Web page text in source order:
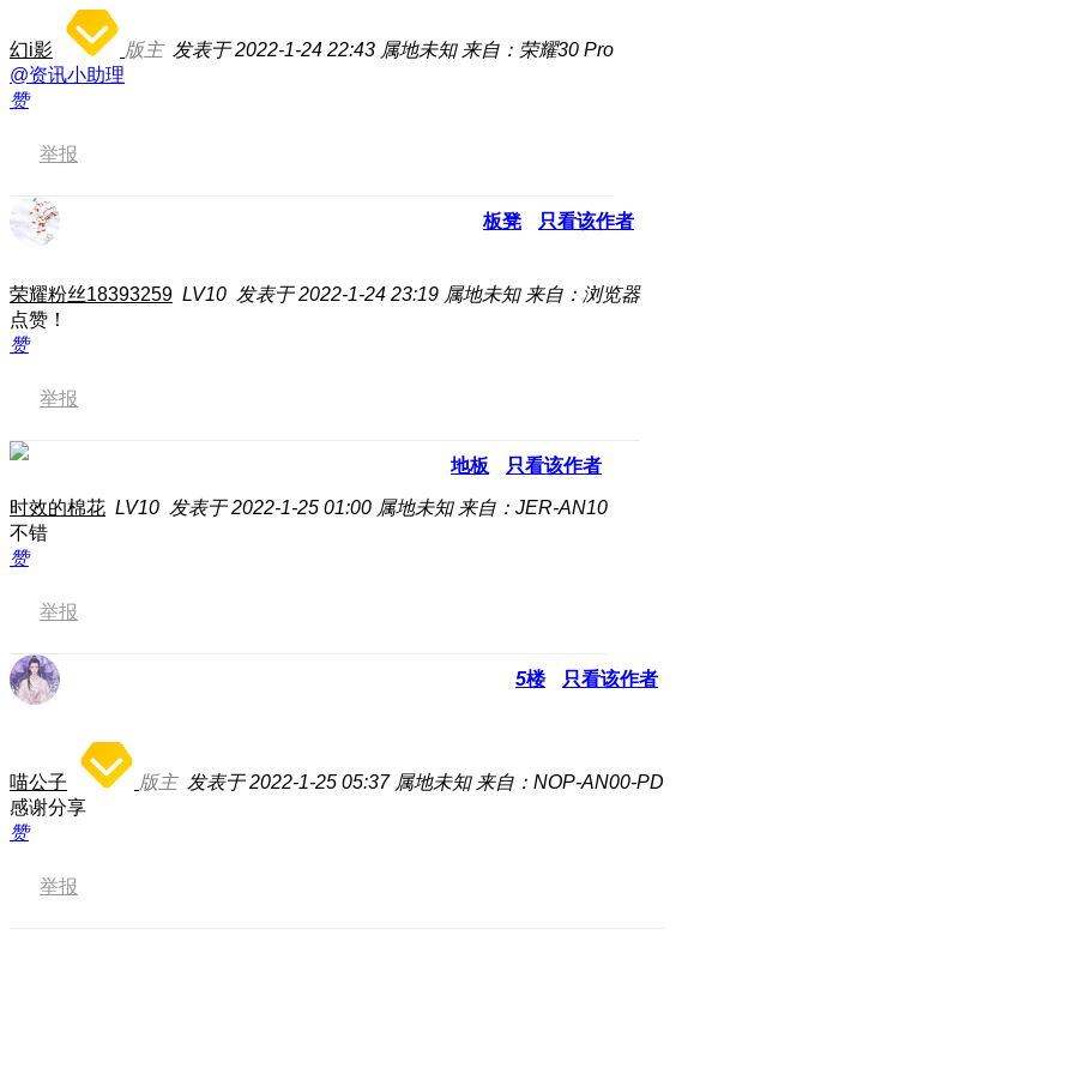
幻i影 版主 发表于 2022-1-24 22:43 属地未知 来自：荣耀30 Pro
@资讯小助理
赞
举报
板凳 只看该作者
荣耀粉丝18393259 LV10 发表于 2022-1-24 23:19 属地未知 来自：浏览器
点赞！
赞
举报
地板 只看该作者
时效的棉花 LV10 发表于 2022-1-25 01:00 属地未知 来自：JER-AN10
不错
赞
举报
5楼 只看该作者
喵公子 版主 发表于 2022-1-25 05:37 属地未知 来自：NOP-AN00-PD
感谢分享
赞
举报